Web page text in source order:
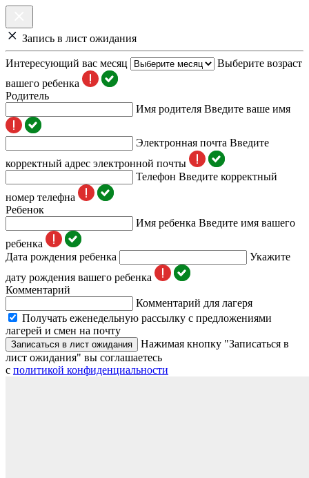
Запись в лист ожидания
Интересующий вас месяц
Выберите возраст
вашего ребенка
Родитель
Имя родителя Введите ваше имя
Электронная почта Введите
корректный адрес электронной почты
Телефон Введите корректный
номер телефна
Ребенок
Имя ребенка Введите имя вашего
ребенка
Дата рождения ребенка
Укажите
дату рождения вашего ребенка
Комментарий
Комментарий для лагеря
Получать еженедельную рассылку с предложениями
лагерей и смен на почту
Записаться в лист ожидания
Нажимая кнопку "Записаться в
лист ожидания" вы соглашаетесь
с политикой конфиденциальности